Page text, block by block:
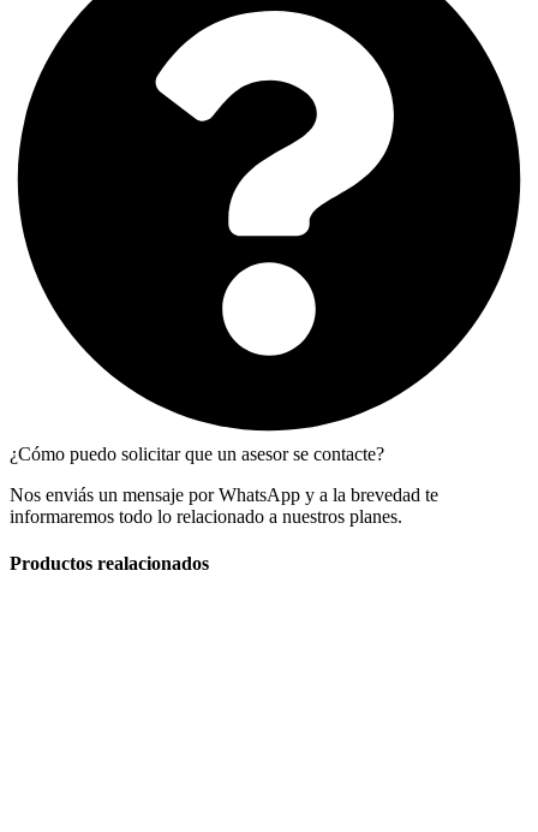
¿Cómo puedo solicitar que un asesor se contacte?
Nos enviás un mensaje por WhatsApp y a la brevedad te
informaremos todo lo relacionado a nuestros planes.
Productos realacionados